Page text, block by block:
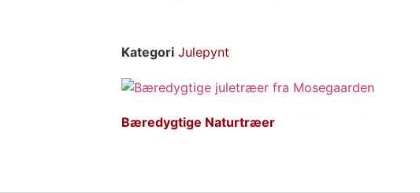
Kategori Julepynt
Bæredygtige Naturtræer